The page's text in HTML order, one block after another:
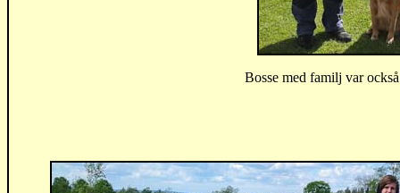
Bosse med familj var